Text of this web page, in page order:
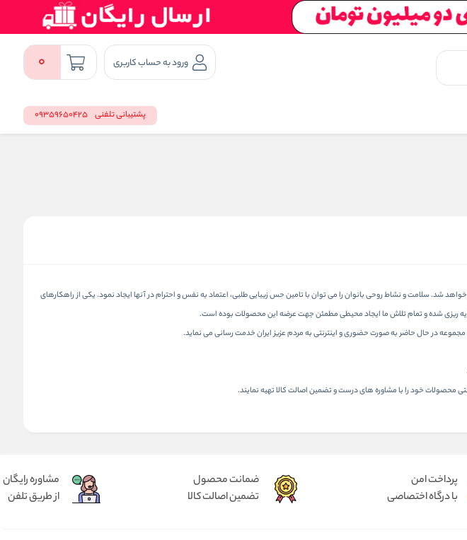
ورود به حساب کاربری 0
پشتیبانی تلفنی 09359650425
شد. سلامت و نشاط روحی بانوان را می توان با تامین حس زیبایی طلبی، اعتماد به نفس و احترام در آنها ایجاد نمود. یکی از راهکارهای
ریزی شده و تمام تلاش ما ایجاد محیطی مطمئن جهت عرضه این محصولات بوده است.
محصولات خود را با مشاوره های درست و تضمین اصالت کالا تهیه نمایند.
پرداخت امن
با درگاه اختصاصی
ضمانت محصول
تضمین اصالت کالا
مشاوره رایگان
از طریق تلفن